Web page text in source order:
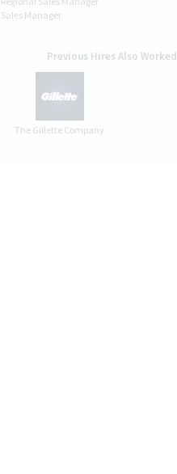
Sales Manager
Previous Hires Also
The Gillette Company